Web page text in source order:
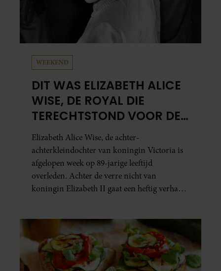
WEEKEND
DIT WAS ELIZABETH ALICE
WISE, DE ROYAL DIE
TERECHTSTOND VOOR DE
DOOD VAN HAAR BABY
Elizabeth Alice Wise, de achter-
achterkleindochter van koningin Victoria is
afgelopen week op 89-jarige leeftijd
overleden. Achter de verre nicht van
koningin Elizabeth II gaat een heftig verhaal